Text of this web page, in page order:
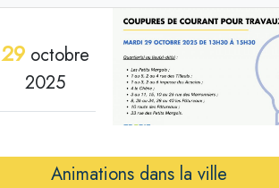
29octobre
2025
Animations dans la ville